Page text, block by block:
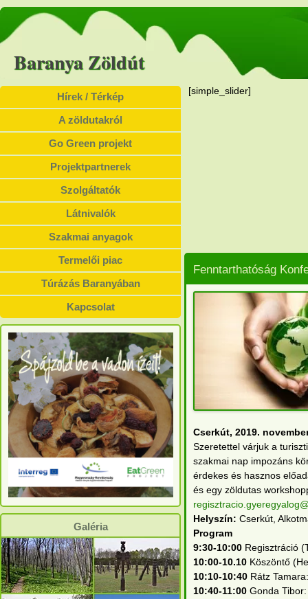
Baranya Zöldút
[simple_slider]
Hírek / Térkép
A zöldutakról
Go Green projekt
Projektpartnerek
Szolgáltatók
Látnivalók
Szakmai anyagok
Termelői piac
Túrázás Baranyában
Kapcsolat
Galéria
Fenntarthatóság
Cserkút, 2019.
Szeretettel várjuk a
szakmai nap impozáns
érdekes és hasznos
és egy zöldutas
Helyszín: Cserkút,
Program
9:30-10:00 Regisztráció
10:00-10.10 Köszöntő
10:10-10:40 Rátz
10:40-11:00 Gonda